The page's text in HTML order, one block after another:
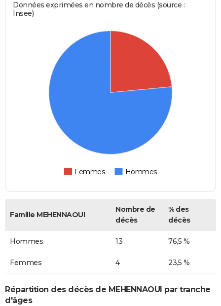
Données exprimées en nombre de décès (source :
Insee)
Femmes Hommes
Famille MEHENNAOUI
Nombre de
décès
% des
décès
Hommes 13 76,5 %
Femmes 4 23,5 %
Répartition des décès de MEHENNAOUI par tranche
d'âges